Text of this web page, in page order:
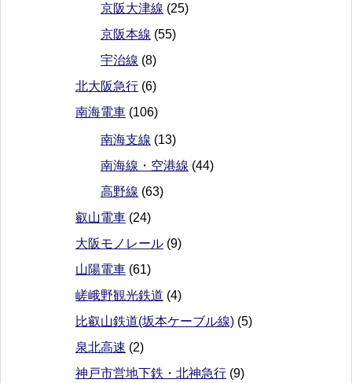
京阪大津線 (25)
京阪本線 (55)
宇治線 (8)
北大阪急行 (6)
南海電車 (106)
南海支線 (13)
南海線・空港線 (44)
高野線 (63)
叡山電車 (24)
大阪モノレール (9)
山陽電車 (61)
嵯峨野観光鉄道 (4)
比叡山鉄道(坂本ケーブル線) (5)
泉北高速 (2)
神戸市営地下鉄・北神急行 (9)